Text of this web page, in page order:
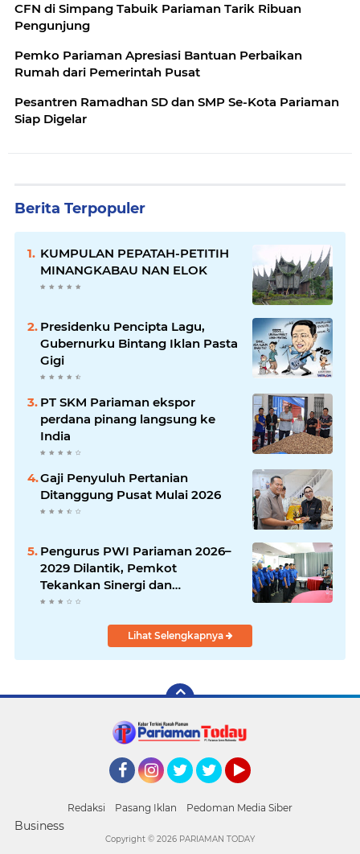
CFN di Simpang Tabuik Pariaman Tarik Ribuan
Pengunjung
Pemko Pariaman Apresiasi Bantuan Perbaikan
Rumah dari Pemerintah Pusat
Pesantren Ramadhan SD dan SMP Se-Kota Pariaman
Siap Digelar
Berita Terpopuler
KUMPULAN PEPATAH-PETITIH
MINANGKABAU NAN ELOK
Presidenku Pencipta Lagu,
Gubernurku Bintang Iklan Pasta
Gigi
PT SKM Pariaman ekspor
perdana pinang langsung ke
India
Gaji Penyuluh Pertanian
Ditanggung Pusat Mulai 2026
Pengurus PWI Pariaman 2026–
2029 Dilantik, Pemkot
Tekankan Sinergi dan
Profesionalisme Pers
Lihat Selengkapnya
Redaksi Pasang Iklan Pedoman Media Siber
Business
Copyright © 2026 PARIAMAN TODAY